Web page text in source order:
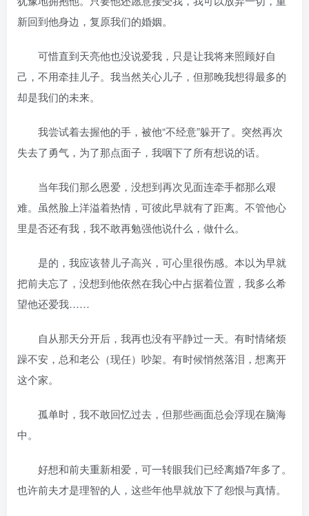
新回到他身边，复原我们的婚姻。
可惜直到天亮他也没说爱我，只是让我将来照顾好自
己，不用牵挂儿子。我当然关心儿子，但那晚我想得最多的
却是我们的未来。
我尝试着去握他的手，被他“不经意”躲开了。突然再次
失去了勇气，为了那点面子，我咽下了所有想说的话。
当年我们那么恩爱，没想到再次见面连牵手都那么艰
难。虽然脸上洋溢着热情，可彼此早就有了距离。不管他心
里是否还有我，我不敢再勉强他说什么，做什么。
是的，我应该替儿子高兴，可心里很伤感。本以为早就
把前夫忘了，没想到他依然在我心中占据着位置，我多么希
望他还爱我……
自从那天分开后，我再也没有平静过一天。有时情绪烦
躁不安，总和老公（现任）吵架。有时候悄然落泪，想离开
这个家。
孤单时，我不敢回忆过去，但那些画面总会浮现在脑海
中。
好想和前夫重新相爱，可一转眼我们已经离婚7年多了。
也许前夫才是理智的人，这些年他早就放下了怨恨与真情。